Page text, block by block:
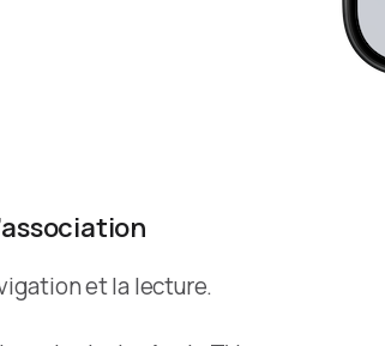
et la lecture.